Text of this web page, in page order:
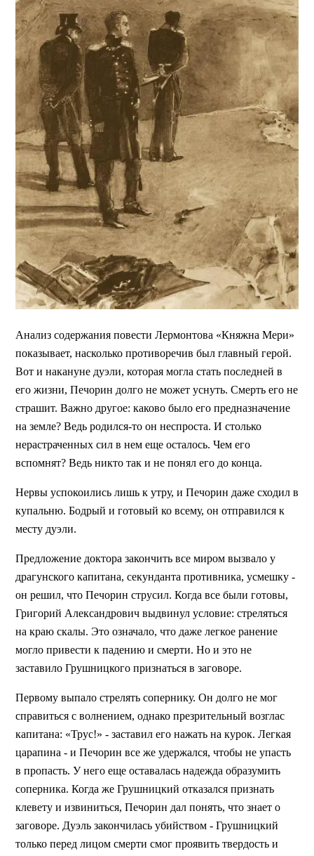
Анализ содержания повести Лермонтова «Княжна Мери»
показывает, насколько противоречив был главный герой.
Вот и накануне дуэли, которая могла стать последней в
его жизни, Печорин долго не может уснуть. Смерть его не
страшит. Важно другое: каково было его предназначение
на земле? Ведь родился-то он неспроста. И столько
нерастраченных сил в нем еще осталось. Чем его
вспомнят? Ведь никто так и не понял его до конца.
Нервы успокоились лишь к утру, и Печорин даже сходил в
купальню. Бодрый и готовый ко всему, он отправился к
месту дуэли.
Предложение доктора закончить все миром вызвало у
драгунского капитана, секунданта противника, усмешку -
он решил, что Печорин струсил. Когда все были готовы,
Григорий Александрович выдвинул условие: стреляться
на краю скалы. Это означало, что даже легкое ранение
могло привести к падению и смерти. Но и это не
заставило Грушницкого признаться в заговоре.
Первому выпало стрелять сопернику. Он долго не мог
справиться с волнением, однако презрительный возглас
капитана: «Трус!» - заставил его нажать на курок. Легкая
царапина - и Печорин все же удержался, чтобы не упасть
в пропасть. У него еще оставалась надежда образумить
соперника. Когда же Грушницкий отказался признать
клевету и извиниться, Печорин дал понять, что знает о
заговоре. Дуэль закончилась убийством - Грушницкий
только перед лицом смерти смог проявить твердость и